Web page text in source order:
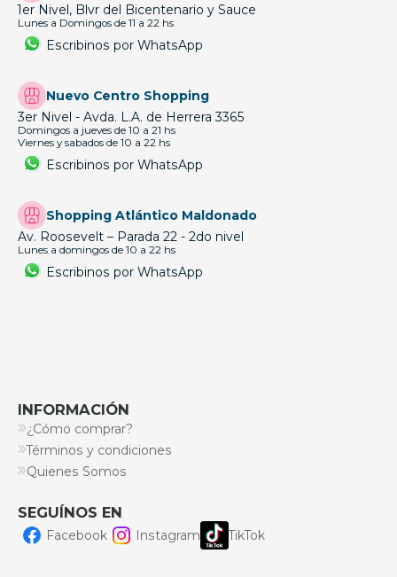
1er Nivel, Blvr del Bicentenario y Sauce
Lunes a Domingos de 11 a 22 hs
Escribinos por WhatsApp
Nuevo Centro Shopping
3er Nivel - Avda. L.A. de Herrera 3365
Domingos a jueves de 10 a 21 hs
Viernes y sabados de 10 a 22 hs
Escribinos por WhatsApp
Shopping Atlántico Maldonado
Av. Roosevelt – Parada 22 - 2do nivel
Lunes a domingos de 10 a 22 hs
Escribinos por WhatsApp
INFORMACIÓN
¿Cómo comprar?
Términos y condiciones
Quienes Somos
SEGUÍNOS EN
Facebook Instagram TikTok